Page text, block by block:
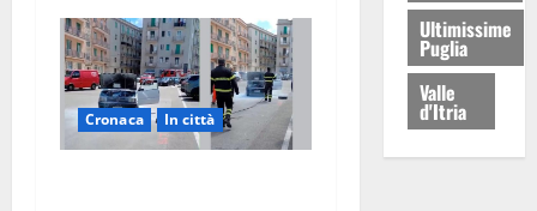
Cronaca In città
Ultimissime
Puglia
Valle
d'Itria